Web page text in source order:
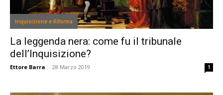
Inquisizione e Riforma
La leggenda nera: come fu il tribunale
dell’Inquisizione?
Ettore Barra - 28 Marzo 2019 1